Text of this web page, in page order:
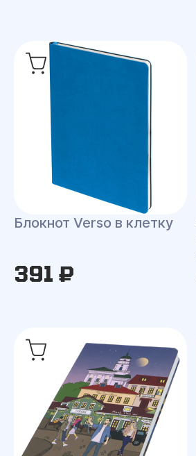
Блокнот Verso в клетку
391 ₽